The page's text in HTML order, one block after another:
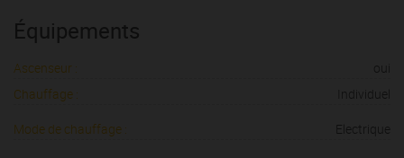
Équipements
Ascenseur :
oui
Chauffage :
Individuel
Mode de chauffage : Electrique